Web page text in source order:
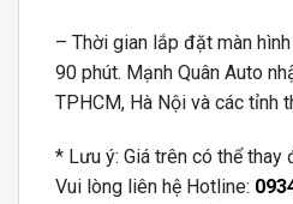
– Thời gian lắp đặt màn
90 phút. Mạnh Quân Auto
TPHCM, Hà Nội và các tỉnh
* Lưu ý: Giá trên có thể
Vui lòng liên hệ Hotline: